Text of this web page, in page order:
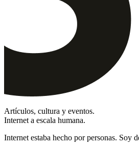
Artículos, cultura y eventos.
Internet a escala humana.
Internet estaba hecho por personas. Soy